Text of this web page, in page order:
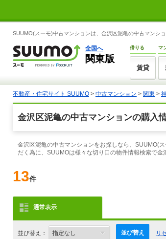
SUUMO(スーモ)中古マンションは、金沢区泥亀の中古マンシ
全国へ
関東版
借りる
賃貸
マ
不動産・住宅サイト SUUMO > 中古マンション > 関東 >
金沢区泥亀の中古マンションの購入
金沢区泥亀の中古マンションをお探しなら、SUUMO(
だく為に、SUUMOは様々な切り口の物件情報検索で金
13件
通常表示
並び替え： 並び替え リ